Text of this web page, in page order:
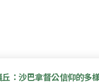
：沙巴拿督公信仰的多